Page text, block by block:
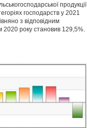
продукції
господарств у 2021
з відповідним
2020 року становив 129,5%.